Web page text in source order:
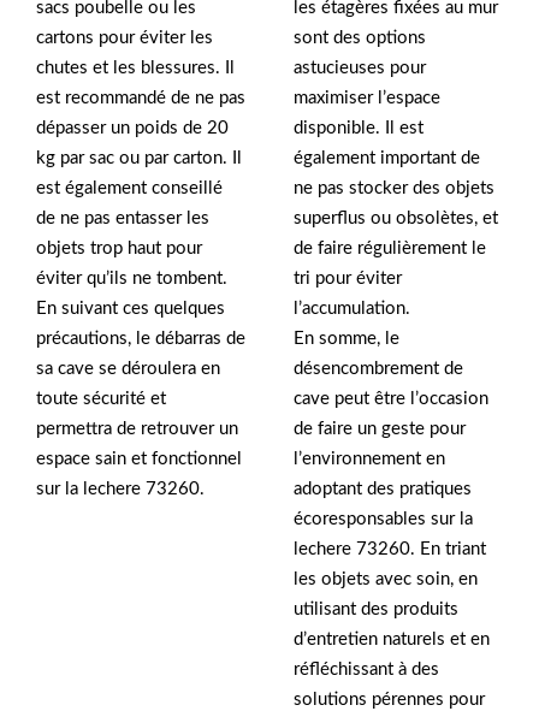
sacs poubelle ou les
cartons pour éviter les
chutes et les blessures. Il
est recommandé de ne pas
dépasser un poids de 20
kg par sac ou par carton. Il
est également conseillé
de ne pas entasser les
objets trop haut pour
éviter qu’ils ne tombent.
En suivant ces quelques
précautions, le débarras de
sa cave se déroulera en
toute sécurité et
permettra de retrouver un
espace sain et fonctionnel
sur la lechere 73260.
les étagères fixées au mur
sont des options
astucieuses pour
maximiser l’espace
disponible. Il est
également important de
ne pas stocker des objets
superflus ou obsolètes, et
de faire régulièrement le
tri pour éviter
l’accumulation.
En somme, le
désencombrement de
cave peut être l’occasion
de faire un geste pour
l’environnement en
adoptant des pratiques
écoresponsables sur la
lechere 73260. En triant
les objets avec soin, en
utilisant des produits
d’entretien naturels et en
réfléchissant à des
solutions pérennes pour